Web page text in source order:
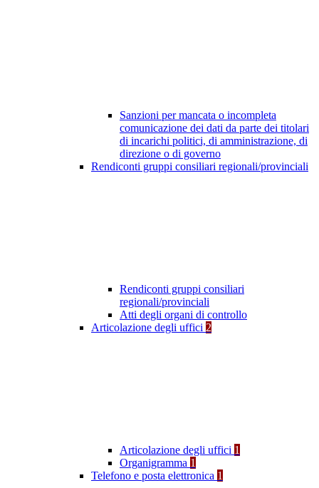
Sanzioni per mancata o incompleta
comunicazione dei dati da parte dei titolari
di incarichi politici, di amministrazione, di
direzione o di governo
Rendiconti gruppi consiliari regionali/provinciali
Rendiconti gruppi consiliari
regionali/provinciali
Atti degli organi di controllo
Articolazione degli uffici 2
Articolazione degli uffici 1
Organigramma 1
Telefono e posta elettronica 1